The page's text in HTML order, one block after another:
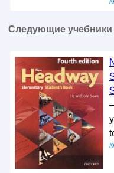
Следующие учебники